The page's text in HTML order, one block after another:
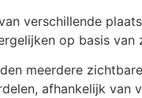
verschillende
op basis
meerdere
afhankelijk van